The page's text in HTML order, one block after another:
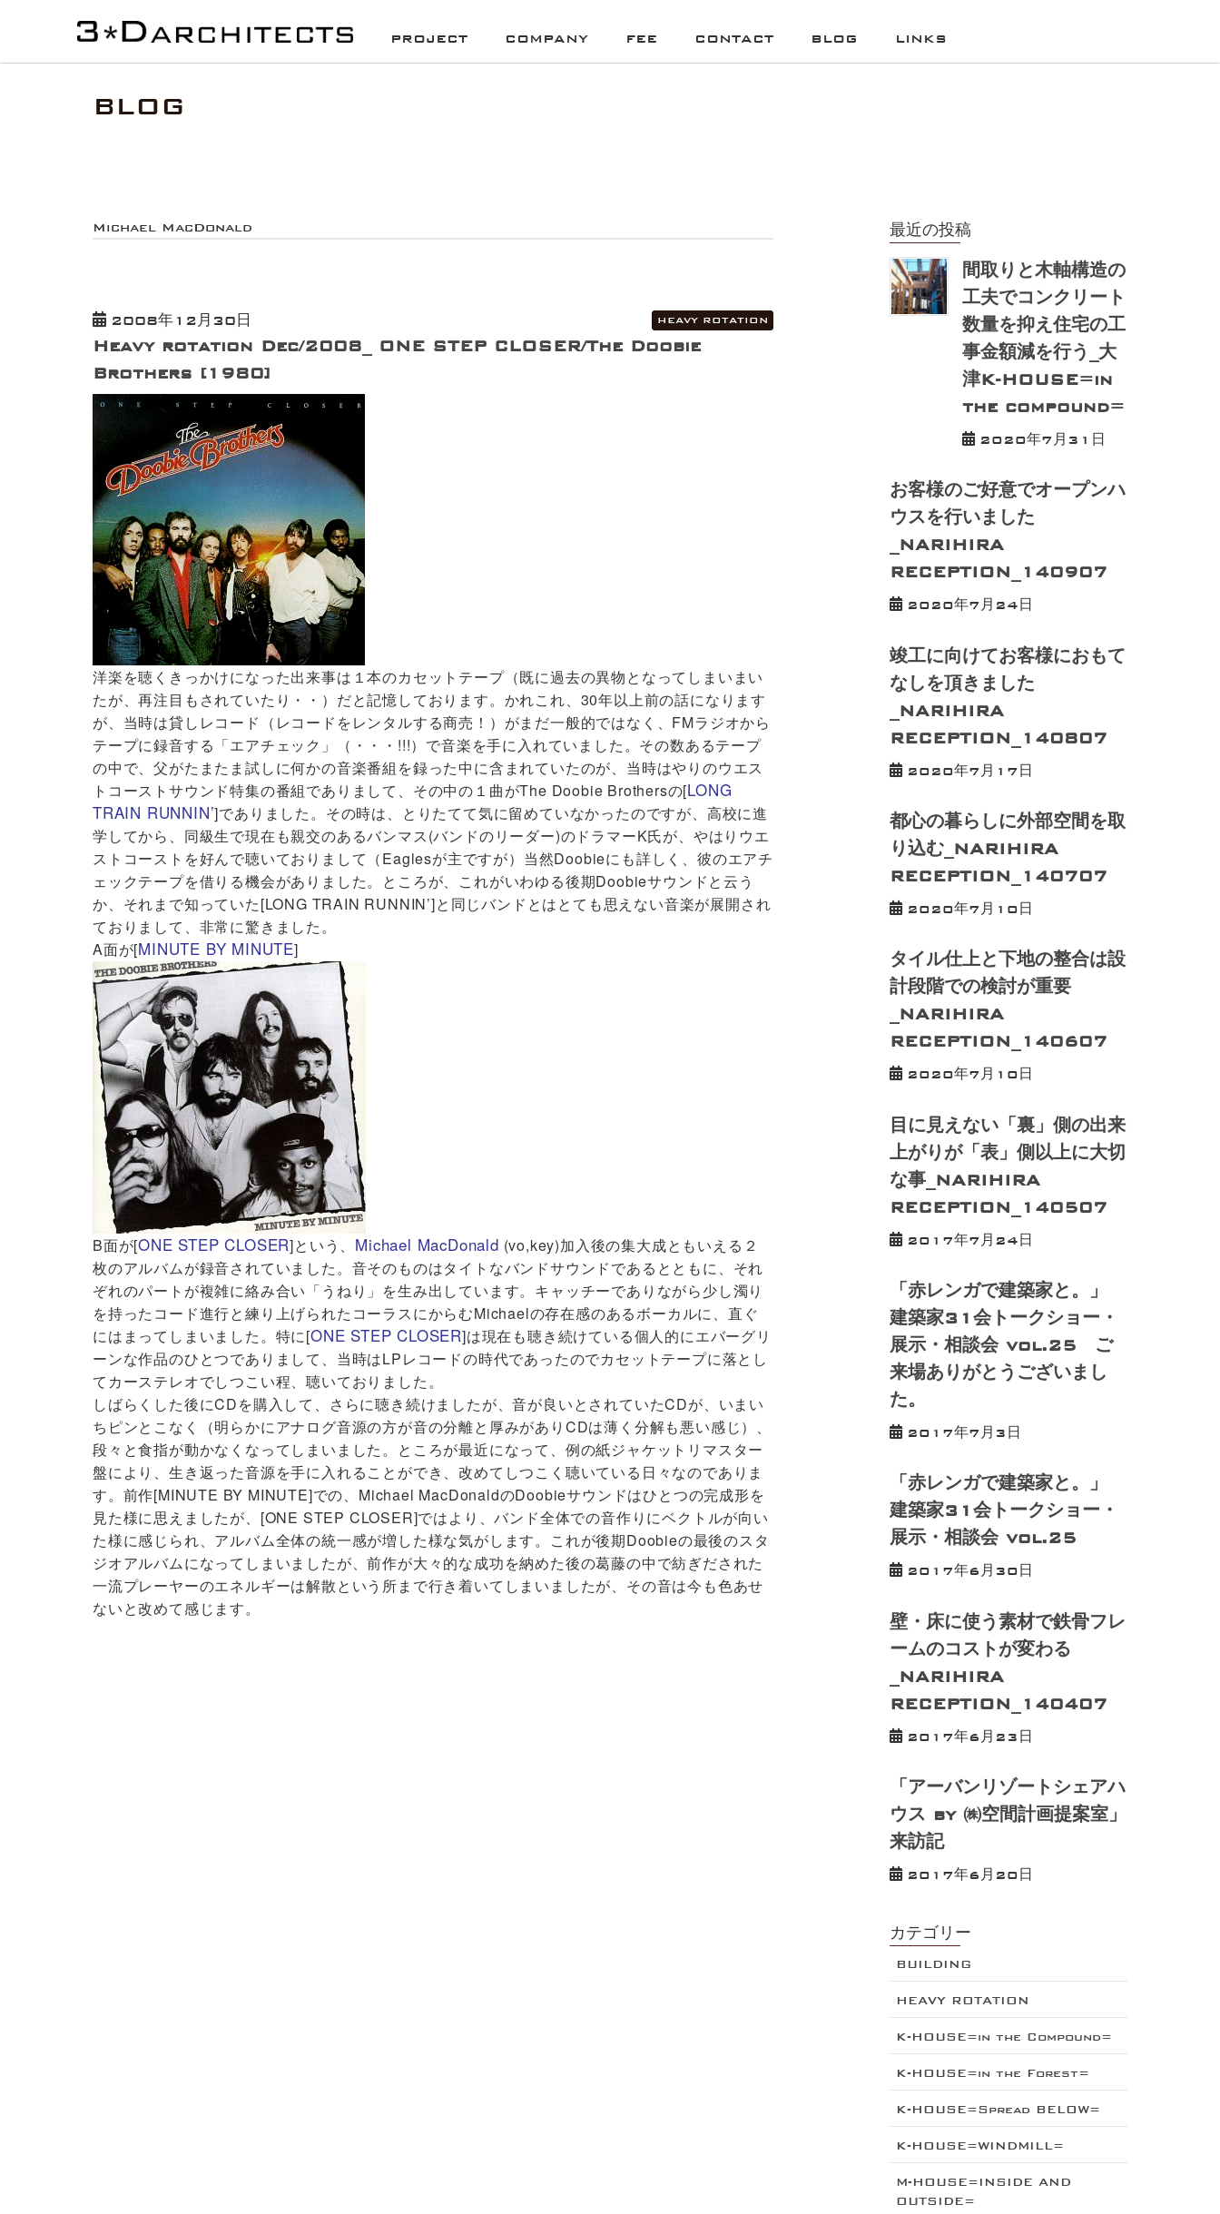
PROJECT COMPANY FEE CONTACT BLOG LINKS
BLOG
HOME
Michael MacDonald
2008年12月30日 HEAVY ROTATION
Heavy rotation Dec/2008_ ONE STEP CLOSER/The Doobie
Brothers [1980]
洋楽を聴くきっかけになった出来事は１本のカセットテープ（既に過去の異物となってしまいまい
たが、再注目もされていたり・・）だと記憶しております。かれこれ、30年以上前の話になります
が、当時は貸しレコード（レコードをレンタルする商売！）がまだ一般的ではなく、FMラジオから
テープに録音する「エアチェック」（・・・!!!）で音楽を手に入れていました。その数あるテープ
の中で、父がたまたま試しに何かの音楽番組を録った中に含まれていたのが、当時はやりのウエス
トコーストサウンド特集の番組でありまして、その中の１曲がThe Doobie Brothersの[LONG
TRAIN RUNNIN’]でありました。その時は、とりたてて気に留めていなかったのですが、高校に進
学してから、同級生で現在も親交のあるバンマス(バンドのリーダー)のドラマーK氏が、やはりウエ
ストコーストを好んで聴いておりまして（Eaglesが主ですが）当然Doobieにも詳しく、彼のエアチ
ェックテープを借りる機会がありました。ところが、これがいわゆる後期Doobieサウンドと云う
か、それまで知っていた[LONG TRAIN RUNNIN’]と同じバンドとはとても思えない音楽が展開され
ておりまして、非常に驚きました。
A面が[MINUTE BY MINUTE]
B面が[ONE STEP CLOSER]という、 Michael MacDonald (vo,key)加入後の集大成ともいえる２
枚のアルバムが録音されていました。音そのものはタイトなバンドサウンドであるとともに、それ
ぞれのパートが複雑に絡み合い「うねり」を生み出しています。キャッチーでありながら少し濁り
を持ったコード進行と練り上げられたコーラスにからむMichaelの存在感のあるボーカルに、直ぐ
にはまってしまいました。特に[ONE STEP CLOSER]は現在も聴き続けている個人的にエバーグリ
ーンな作品のひとつでありまして、当時はLPレコードの時代であったのでカセットテープに落とし
てカーステレオでしつこい程、聴いておりました。
しばらくした後にCDを購入して、さらに聴き続けましたが、音が良いとされていたCDが、いまい
ちピンとこなく（明らかにアナログ音源の方が音の分離と厚みがありCDは薄く分解も悪い感じ）、
段々と食指が動かなくなってしまいました。ところが最近になって、例の紙ジャケットリマスター
盤により、生き返った音源を手に入れることができ、改めてしつこく聴いている日々なのでありま
す。前作[MINUTE BY MINUTE]での、Michael MacDonaldのDoobieサウンドはひとつの完成形を
見た様に思えましたが、[ONE STEP CLOSER]ではより、バンド全体での音作りにベクトルが向い
た様に感じられ、アルバム全体の統一感が増した様な気がします。これが後期Doobieの最後のスタ
ジオアルバムになってしまいましたが、前作が大々的な成功を納めた後の葛藤の中で紡ぎだされた
一流プレーヤーのエネルギーは解散という所まで行き着いてしまいましたが、その音は今も色あせ
ないと改めて感じます。
最近の投稿
間取りと木軸構造の
工夫でコンクリート
数量を抑え住宅の工
事金額減を行う_大
津K-HOUSE=in
the compound=
2020年7月31日
お客様のご好意でオープンハ
ウスを行いました
_NARIHIRA
RECEPTION_140907
2020年7月24日
竣工に向けてお客様におもて
なしを頂きました
_NARIHIRA
RECEPTION_140807
2020年7月17日
都心の暮らしに外部空間を取
り込む_NARIHIRA
RECEPTION_140707
2020年7月10日
タイル仕上と下地の整合は設
計段階での検討が重要
_NARIHIRA
RECEPTION_140607
2020年7月10日
目に見えない「裏」側の出来
上がりが「表」側以上に大切
な事_NARIHIRA
RECEPTION_140507
2017年7月24日
「赤レンガで建築家と。」
建築家31会トークショー・
展示・相談会 vol.25 ご
来場ありがとうございまし
た。
2017年7月3日
「赤レンガで建築家と。」
建築家31会トークショー・
展示・相談会 vol.25
2017年6月30日
壁・床に使う素材で鉄骨フレ
ームのコストが変わる
_NARIHIRA
RECEPTION_140407
2017年6月23日
「アーバンリゾートシェアハ
ウス by ㈱空間計画提案室」
来訪記
2017年6月20日
カテゴリー
BUILDING
HEAVY ROTATION
K-HOUSE=in the Compound=
K-HOUSE=in the Forest=
K-HOUSE=Spread BELOW=
K-HOUSE=WINDMILL=
M-HOUSE=INSIDE AND
OUTSIDE=